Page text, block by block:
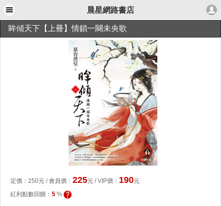
晨星網路書店
眸傾天下【上冊】情鎖一闋未央歌
定價： 250元 /會員價 ： 225元 / VIP價： 190元
紅利點數回饋： 5 %